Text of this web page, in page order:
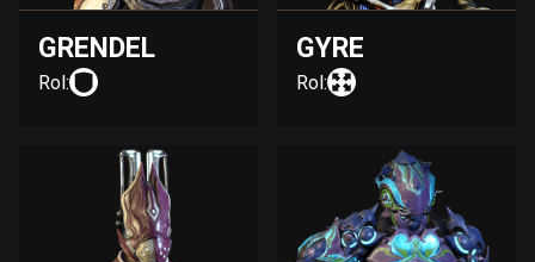
GRENDEL
Rol:
GYRE
Rol: